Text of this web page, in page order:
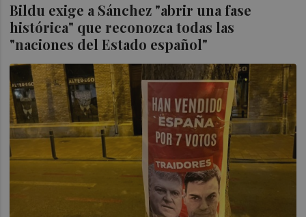
Bildu exige a Sánchez "abrir una fase
histórica" que reconozca todas las
"naciones del Estado español"